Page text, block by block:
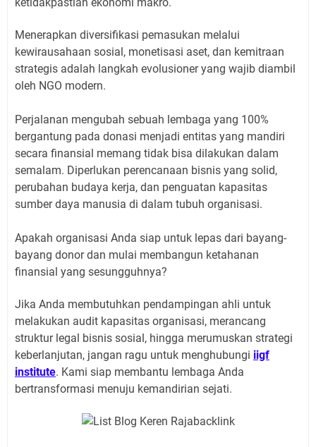
Menerapkan diversifikasi pemasukan melalui
kewirausahaan sosial, monetisasi aset, dan kemitraan
strategis adalah langkah evolusioner yang wajib diambil
oleh NGO modern.
Perjalanan mengubah sebuah lembaga yang 100%
bergantung pada donasi menjadi entitas yang mandiri
secara finansial memang tidak bisa dilakukan dalam
semalam. Diperlukan perencanaan bisnis yang solid,
perubahan budaya kerja, dan penguatan kapasitas
sumber daya manusia di dalam tubuh organisasi.
Apakah organisasi Anda siap untuk lepas dari bayang-
bayang donor dan mulai membangun ketahanan
finansial yang sesungguhnya?
Jika Anda membutuhkan pendampingan ahli untuk
melakukan audit kapasitas organisasi, merancang
struktur legal bisnis sosial, hingga merumuskan strategi
keberlanjutan, jangan ragu untuk menghubungi iigf
institute. Kami siap membantu lembaga Anda
bertransformasi menuju kemandirian sejati.